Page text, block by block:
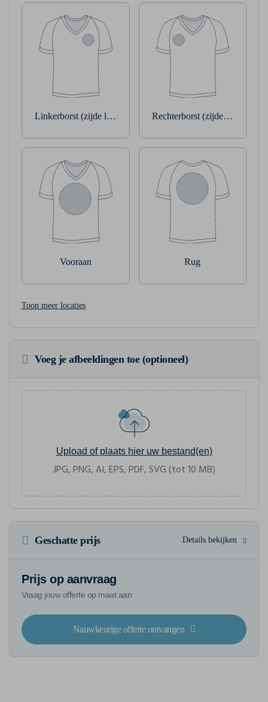
Linkerborst (zijde linkerarm) Rechterborst (zijde
Vooraan Rug
Toon meer locaties
Voeg je afbeeldingen toe (optioneel)
Upload of plaats hier uw bestand(en)
JPG, PNG, AI, EPS, PDF, SVG (tot 10 MB)
Geschatte prijs Details bekijken
Prijs op aanvraag
Vraag jouw offerte op maat aan
Nauwkeurige offerte ontvangen